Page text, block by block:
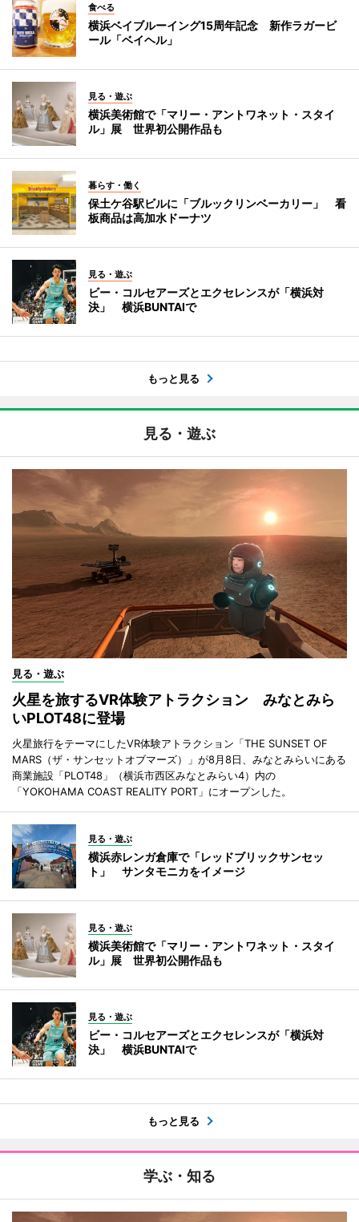
食べる
横浜ベイブルーイング15周年記念 新作ラガービ
ール「ベイヘル」
見る・遊ぶ
横浜美術館で「マリー・アントワネット・スタイ
ル」展 世界初公開作品も
暮らす・働く
保土ケ谷駅ビルに「ブルックリンベーカリー」 看
板商品は高加水ドーナツ
見る・遊ぶ
ビー・コルセアーズとエクセレンスが「横浜対
決」 横浜BUNTAIで
もっと見る
見る・遊ぶ
見る・遊ぶ
火星を旅するVR体験アトラクション みなとみら
いPLOT48に登場
火星旅行をテーマにしたVR体験アトラクション「THE SUNSET OF
MARS（ザ・サンセットオブマーズ）」が8月8日、みなとみらいにある
商業施設「PLOT48」（横浜市西区みなとみらい4）内の
「YOKOHAMA COAST REALITY PORT」にオープンした。
見る・遊ぶ
横浜赤レンガ倉庫で「レッドブリックサンセッ
ト」 サンタモニカをイメージ
見る・遊ぶ
横浜美術館で「マリー・アントワネット・スタイ
ル」展 世界初公開作品も
見る・遊ぶ
ビー・コルセアーズとエクセレンスが「横浜対
決」 横浜BUNTAIで
もっと見る
学ぶ・知る